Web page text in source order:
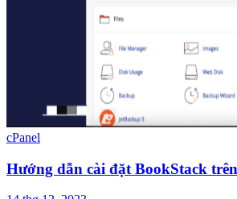
cPanel
Hướng dẫn cài đặt BookStack